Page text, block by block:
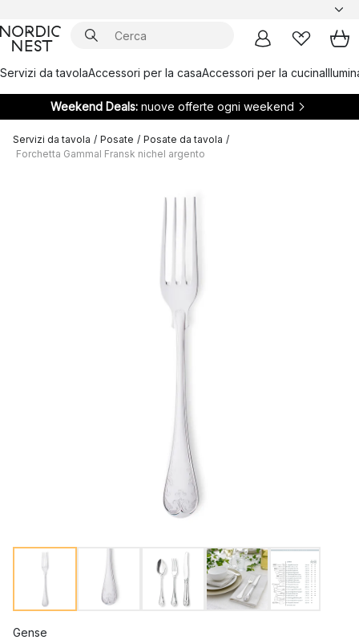
Servizi da tavolaAccessori per la casaAccessori per la cucina
Weekend Deals: nuove offerte ogni weekend
Servizi da tavola / Posate / Posate da tavola /
Forchetta Gammal Fransk nichel argento
Gense